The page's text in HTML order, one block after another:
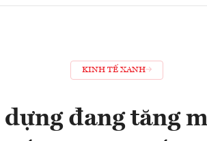
KINH TẾ XANH
đang tăng